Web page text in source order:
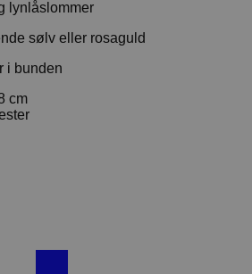
lynlåslommer
sølv eller rosaguld
i bunden
cm